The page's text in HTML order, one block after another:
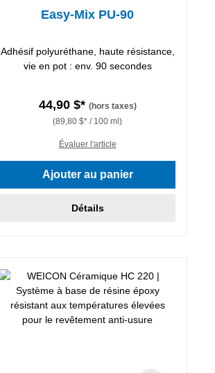
Easy-Mix PU-90
Adhésif polyuréthane, haute résistance,
vie en pot : env. 90 secondes
44,90 $* (hors taxes)
(89,80 $* / 100 ml)
Évaluer l'article
Ajouter au panier
Détails